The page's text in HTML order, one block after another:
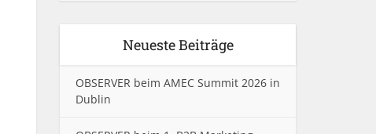
Neueste Beiträge
OBSERVER beim AMEC Summit 2026 in
Dublin